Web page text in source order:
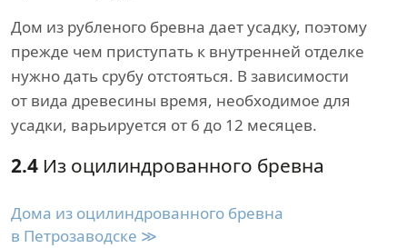
Дом из рубленого бревна дает усадку, поэтому
прежде чем приступать к внутренней отделке
нужно дать срубу отстояться. В зависимости
от вида древесины время, необходимое для
усадки, варьируется от 6 до 12 месяцев.
2.4 Из оцилиндрованного бревна
Дома из оцилиндрованного бревна
в Петрозаводске ≫